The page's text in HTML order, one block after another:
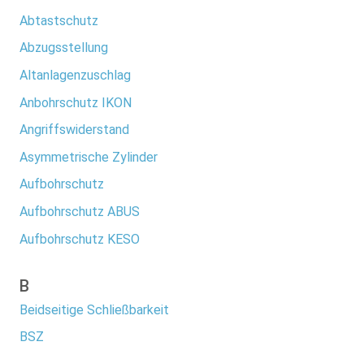
Abtastschutz
Abzugsstellung
Altanlagenzuschlag
Anbohrschutz IKON
Angriffswiderstand
Asymmetrische Zylinder
Aufbohrschutz
Aufbohrschutz ABUS
Aufbohrschutz KESO
B
Beidseitige Schließbarkeit
BSZ